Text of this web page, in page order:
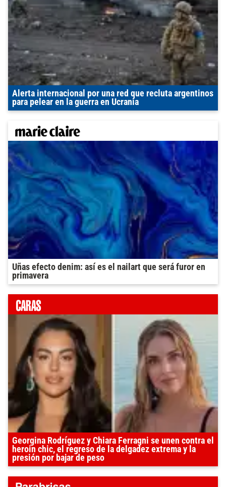
Alerta internacional por una red que recluta argentinos
para pelear en la guerra en Ucrania
Uñas efecto denim: así es el nailart que será furor en
primavera
Georgina Rodríguez y Chiara Ferragni se unen contra el
heroin chic, el regreso de la delgadez extrema y la
presión por bajar de peso